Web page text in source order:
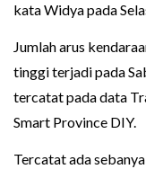
kata Widya pada
Jumlah arus
tinggi terjadi pada
tercatat pada data
Smart Province DIY.
Tercatat ada